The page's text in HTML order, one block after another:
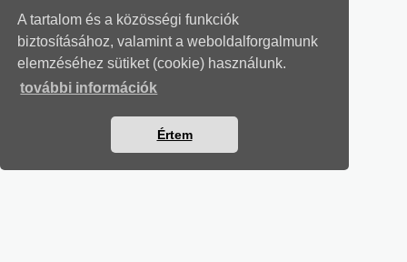
A tartalom és a közösségi funkciók
biztosításához, valamint a weboldalforgalmunk
elemzéséhez sütiket (cookie) használunk.
további információk
Értem